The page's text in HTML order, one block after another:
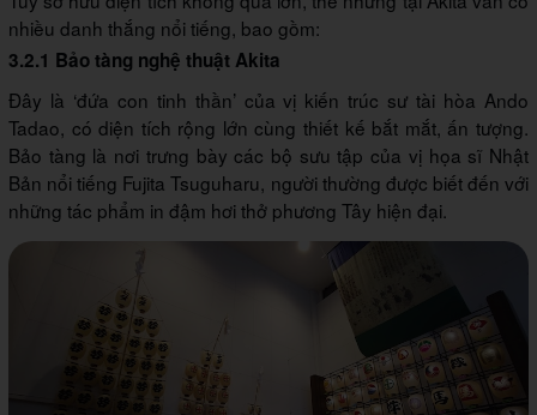
nhiều danh thắng nổi tiếng, bao gồm:
3.2.1 Bảo tàng nghệ thuật Akita
Đây là ‘đứa con tinh thần’ của vị kiến trúc sư tài hòa Ando
Tadao, có diện tích rộng lớn cùng thiết kế bắt mắt, ấn tượng.
Bảo tàng là nơi trưng bày các bộ sưu tập của vị họa sĩ Nhật
Bản nổi tiếng Fujita Tsuguharu, người thường được biết đến với
những tác phẩm in đậm hơi thở phương Tây hiện đại.